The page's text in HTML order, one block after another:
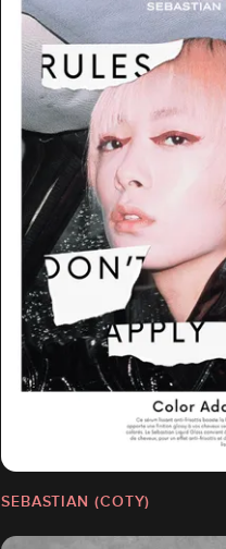
SEBASTIAN (COTY)